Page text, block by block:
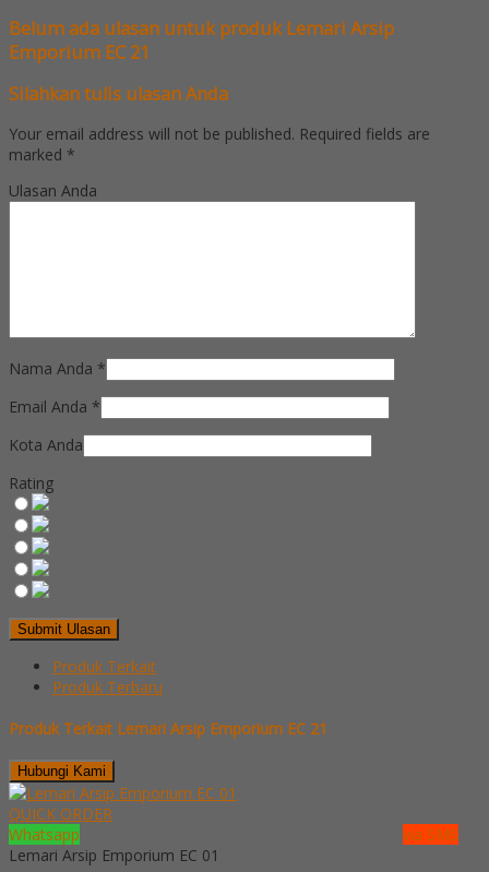
Belum ada ulasan untuk produk Lemari Arsip
Emporium EC 21
Silahkan tulis ulasan Anda
Your email address will not be published. Required fields are
marked *
Ulasan Anda
Nama Anda *
Email Anda *
Kota Anda
Rating
Produk Terkait
Produk Terbaru
Produk Terkait Lemari Arsip Emporium EC 21
Hubungi Kami
QUICK ORDER
Whatsapp
via SMS
Lemari Arsip Emporium EC 01